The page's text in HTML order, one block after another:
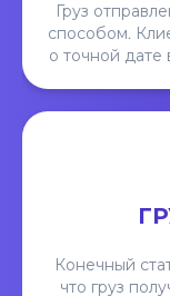
Груз
способом.
о точной дате
Конечный
что груз